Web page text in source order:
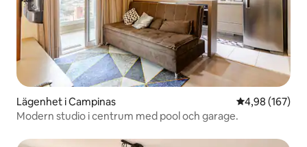
Lägenhet i Campinas 4,98 av 5 i
4,98 (167)
Modern studio i centrum med pool och garage.